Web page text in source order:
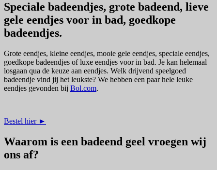
Speciale badeendjes, grote badeend, lieve
gele eendjes voor in bad, goedkope
badeendjes.
Grote eendjes, kleine eendjes, mooie gele eendjes, speciale eendjes,
goedkope badeendjes of luxe eendjes voor in bad. Je kan helemaal
losgaan qua de keuze aan eendjes. Welk drijvend speelgoed
badeendje vind jij het leukste? We hebben een paar hele leuke
eendjes gevonden bij Bol.com.
Bestel hier ►
Waarom is een badeend geel vroegen wij
ons af?